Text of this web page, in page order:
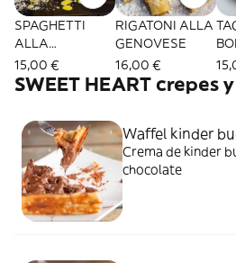
SPAGHETTI
ALLA
CARBONARA
autentica
15,00 €
RIGATONI ALLA
GENOVESE
16,00 €
SWEET HEART crepes
Waffel kinder
Crema de kinder
chocolate